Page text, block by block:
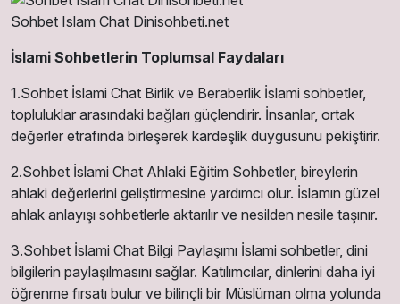
Sohbet Islam Chat Dinisohbeti.net
İslami Sohbetlerin Toplumsal Faydaları
1.Sohbet İslami Chat Birlik ve Beraberlik İslami sohbetler,
topluluklar arasındaki bağları güçlendirir. İnsanlar, ortak
değerler etrafında birleşerek kardeşlik duygusunu pekiştirir.
2.Sohbet İslami Chat Ahlaki Eğitim Sohbetler, bireylerin
ahlaki değerlerini geliştirmesine yardımcı olur. İslamın güzel
ahlak anlayışı sohbetlerle aktarılır ve nesilden nesile taşınır.
3.Sohbet İslami Chat Bilgi Paylaşımı İslami sohbetler, dini
bilgilerin paylaşılmasını sağlar. Katılımcılar, dinlerini daha iyi
öğrenme fırsatı bulur ve bilinçli bir Müslüman olma yolunda